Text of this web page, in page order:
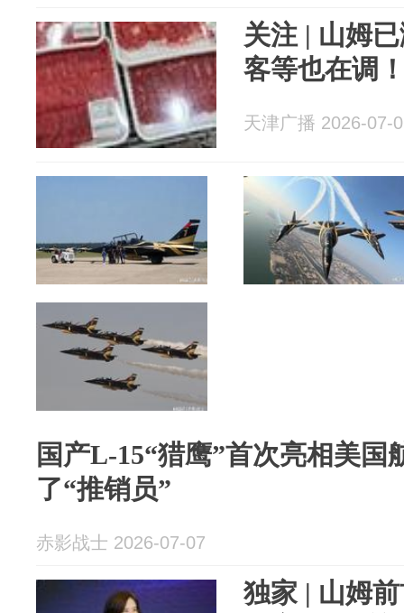
关注 | 山姆
客等也在调
天津广播 2026-07-
国产L-15“猎鹰”首次亮相美国
了“推销员”
赤影战士 2026-07-07
独家 | 山姆